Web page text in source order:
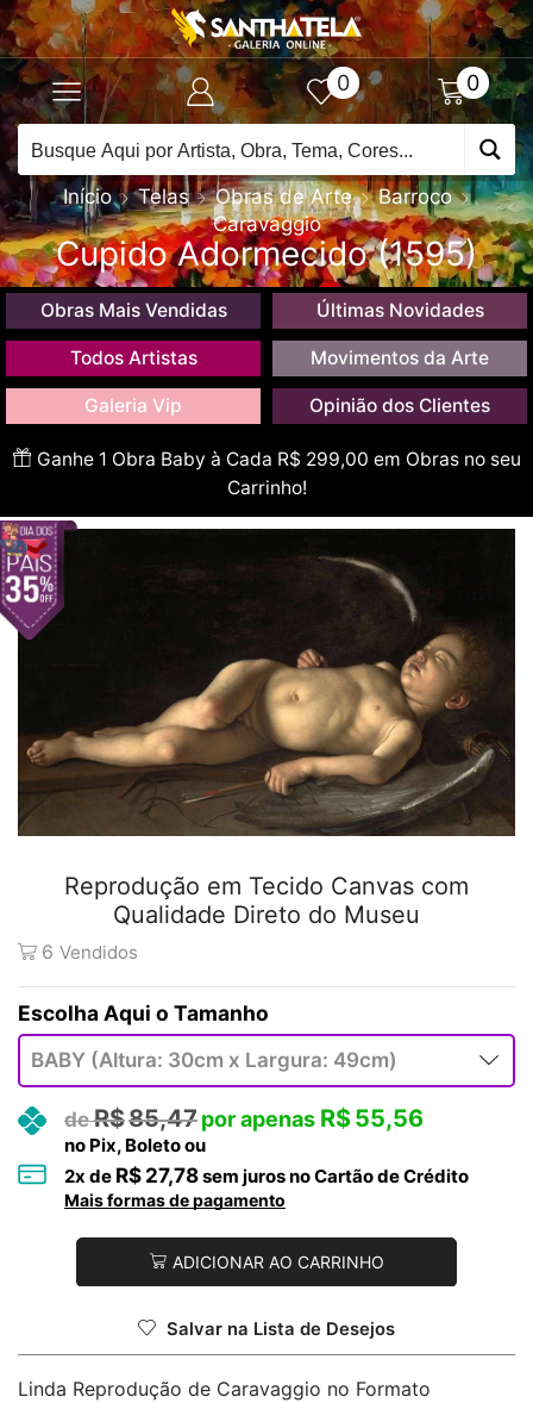
0 0
Início Telas Obras de Arte
Barroco
Caravaggio
Cupido Adormecido (1595)
Obras Mais Vendidas Últimas Novidades
Todos Artistas Movimentos da Arte
Galeria Vip Opinião dos Clientes
Ganhe 1 Obra Baby à Cada R$ 299,00 em Obras no seu
Carrinho!
Reprodução em Tecido Canvas com
Qualidade Direto do Museu
6 Vendidos
Tamanho
R$85,47 R$55,56
no Pix, Boleto ou
2x de R$ 27,78sem juros no Cartão de Crédito
Mais formas de pagamento
ADICIONAR AO CARRINHO
Salvar na Lista de Desejos
Linda Reprodução de Caravaggio no Formato